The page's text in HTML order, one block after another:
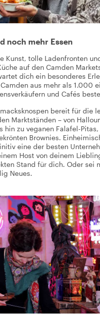
noch mehr Essen
Kunst, tolle Ladenfronten
auf den Camden
dich ein besonderes
aus mehr als 1.000
und Cafés
bereit für die
Marktständen – von
hin zu veganen Falafel-
Brownies.
eine der besten
Host von deinem
Stand für dich. Oder sei
Neues.